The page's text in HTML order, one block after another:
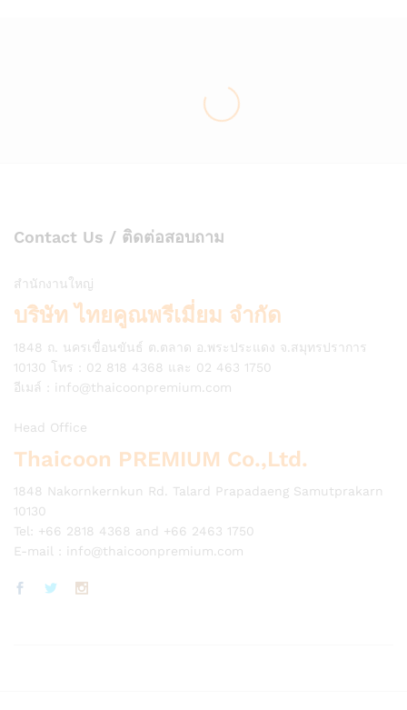
Contact Us / ติดต่อสอบถาม
สำนักงานใหญ่
บริษัท ไทยคูณพรีเมี่ยม จำกัด
1848 ถ. นครเขื่อนขันธ์ ต.ตลาด อ.พระประแดง จ.สมุทรปราการ
10130 โทร : 02 818 4368 และ 02 463 1750
อีเมล์ : info@thaicoonpremium.com
Head Office
Thaicoon PREMIUM Co.,Ltd.
1848 Nakornkernkun Rd. Talard Prapadaeng Samutprakarn
10130
Tel: +66 2818 4368 and +66 2463 1750
E-mail : info@thaicoonpremium.com